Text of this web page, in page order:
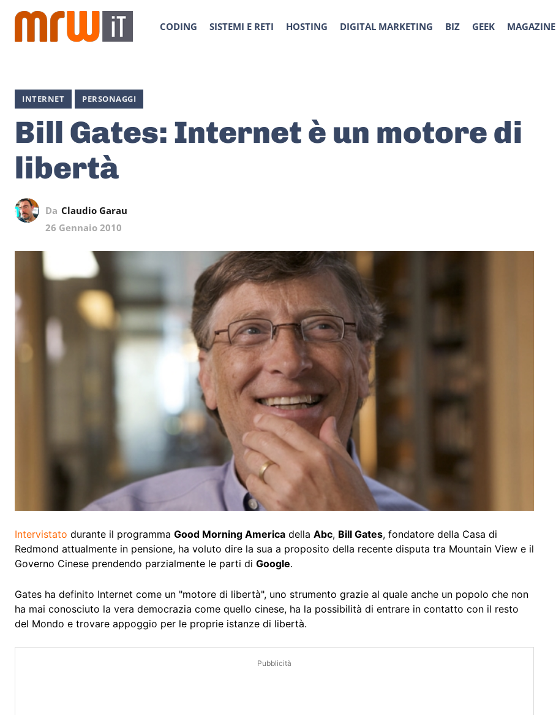
CODING SISTEMI E RETI HOSTING DIGITAL MARKETING BIZ GEEK MAGAZINE
INTERNET PERSONAGGI
Bill Gates: Internet è un motore di
libertà
Da Claudio Garau
26 Gennaio 2010
Intervistato durante il programma Good Morning America della Abc, Bill Gates, fondatore della Casa di
Redmond attualmente in pensione, ha voluto dire la sua a proposito della recente disputa tra Mountain View e il
Governo Cinese prendendo parzialmente le parti di Google.
Gates ha definito Internet come un "motore di libertà", uno strumento grazie al quale anche un popolo che non
ha mai conosciuto la vera democrazia come quello cinese, ha la possibilità di entrare in contatto con il resto
del Mondo e trovare appoggio per le proprie istanze di libertà.
Pubblicità